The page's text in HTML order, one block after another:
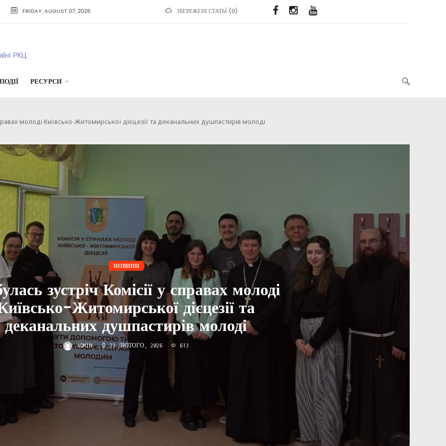
FRIDAY, AUGUST 07, 2026 ЗБЕРЕЖЕНІ СТАТЬЇ (0)
ПОДІЇ РЕСУРСИ
молоді Київсько-Житомирської дієцезії та деканальних душпастирів молоді
НОВИНИ
зустріч Комісії у справах молоді
Житомирської дієцезії та
деканальних душпастирів молоді
ADMIN 23 ЛЮТОГО, 2026 613